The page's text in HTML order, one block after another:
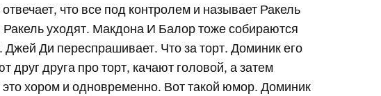
что все под контролем и называет Ракель
уходят. Макдона И Балор тоже собираются
Джей Ди переспрашивает. Что за торт. Доминик его
друга про торт, качают головой, а затем
хором и одновременно. Вот такой юмор. Доминик